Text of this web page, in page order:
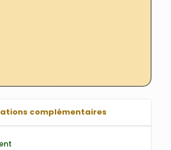
complémentaires